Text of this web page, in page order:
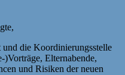
die Koordinierungsstelle
Elternabende,
und Risiken der neuen